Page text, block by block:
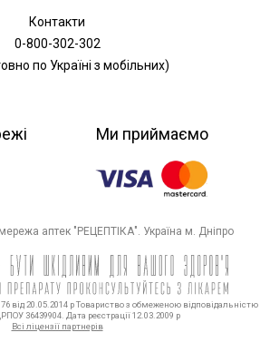
Контакти
0-800-302-302
по Україні з мобільних)
Ми приймаємо
аптек "РЕЦЕПТІКА". Україна м. Дніпро
від 20.05.2014 р Товариство з обмеженою відповідальністю
36439904. Дата реєстрації 12.03.2009 р
Всі ліцензії партнерів